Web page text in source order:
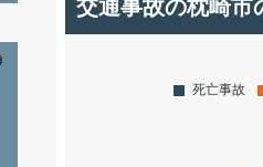
交通事故の枕崎市